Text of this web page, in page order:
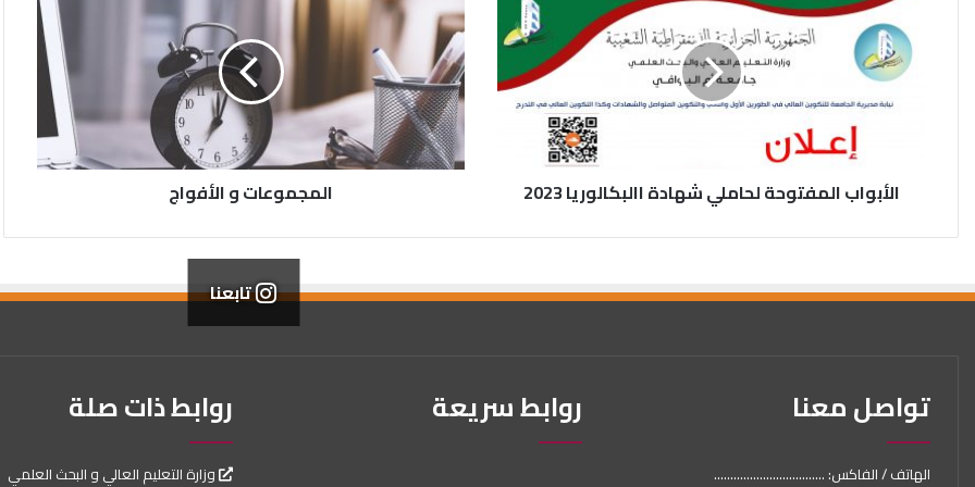
الأبواب المفتوحة لحاملي شهادة االبكالوريا 2023 المجموعات و الأفواج
تابعنا
تواصل معنا
الهاتف / الفاكس: ..................................
روابط سريعة روابط ذات صلة
وزارة التعليم العالي و البحث العلمي